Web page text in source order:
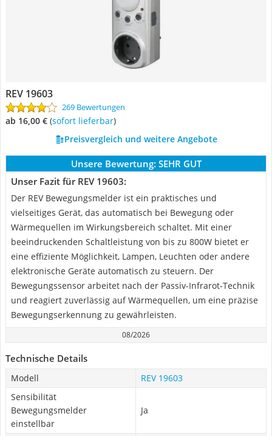
REV 19603
269 Bewertungen
ab 16,00 € ( Sofort lieferbar)
Preisvergleich und weitere Angebote
Unsere Bewertung: SEHR GUT
Unser Fazit für REV 19603:
Der REV Bewegungsmelder ist ein praktisches und
vielseitiges Gerät, das automatisch bei Bewegung oder
Wärmequellen im Wirkungsbereich schaltet. Mit einer
beeindruckenden Schaltleistung von bis zu 800W bietet er
eine effiziente Möglichkeit, Lampen, Leuchten oder andere
elektronische Geräte automatisch zu steuern. Der
Bewegungssensor arbeitet nach der Passiv-Infrarot-Technik
und reagiert zuverlässig auf Wärmequellen, um eine präzise
Bewegungserkennung zu gewährleisten.
08/2026
Technische Details
Modell
REV 19603
Sensibilität
Bewegungsmelder
einstellbar
Ja